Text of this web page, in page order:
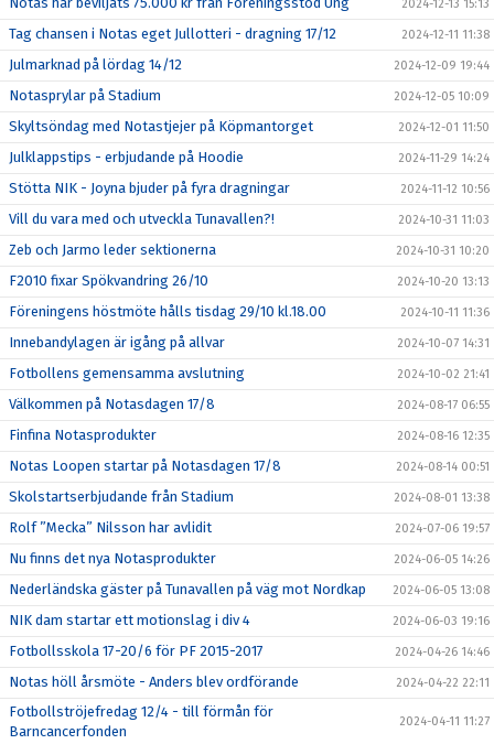
2024-12-13 15:13
Tag chansen i Notas eget Jullotteri - dragning 17/12 2024-12-11 11:38
Julmarknad på lördag 14/12 2024-12-09 19:44
Notasprylar på Stadium 2024-12-05 10:09
Skyltsöndag med Notastjejer på Köpmantorget 2024-12-01 11:50
Julklappstips - erbjudande på Hoodie 2024-11-29 14:24
Stötta NIK - Joyna bjuder på fyra dragningar 2024-11-12 10:56
Vill du vara med och utveckla Tunavallen?! 2024-10-31 11:03
Zeb och Jarmo leder sektionerna 2024-10-31 10:20
F2010 fixar Spökvandring 26/10 2024-10-20 13:13
Föreningens höstmöte hålls tisdag 29/10 kl.18.00 2024-10-11 11:36
Innebandylagen är igång på allvar 2024-10-07 14:31
Fotbollens gemensamma avslutning 2024-10-02 21:41
Välkommen på Notasdagen 17/8 2024-08-17 06:55
Finfina Notasprodukter 2024-08-16 12:35
Notas Loopen startar på Notasdagen 17/8 2024-08-14 00:51
Skolstartserbjudande från Stadium 2024-08-01 13:38
Rolf ”Mecka” Nilsson har avlidit 2024-07-06 19:57
Nu finns det nya Notasprodukter 2024-06-05 14:26
Nederländska gäster på Tunavallen på väg mot Nordkap 2024-06-05 13:08
NIK dam startar ett motionslag i div 4 2024-06-03 19:16
Fotbollsskola 17-20/6 för PF 2015-2017 2024-04-26 14:46
Notas höll årsmöte - Anders blev ordförande 2024-04-22 22:11
Fotbollströjefredag 12/4 - till förmån för
Barncancerfonden
2024-04-11 11:27